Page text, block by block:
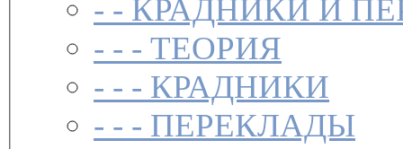
- - КРАДНИКИ И
- - - ТЕОРИЯ
- - - КРАДНИКИ
- - - ПЕРЕКЛАДЫ